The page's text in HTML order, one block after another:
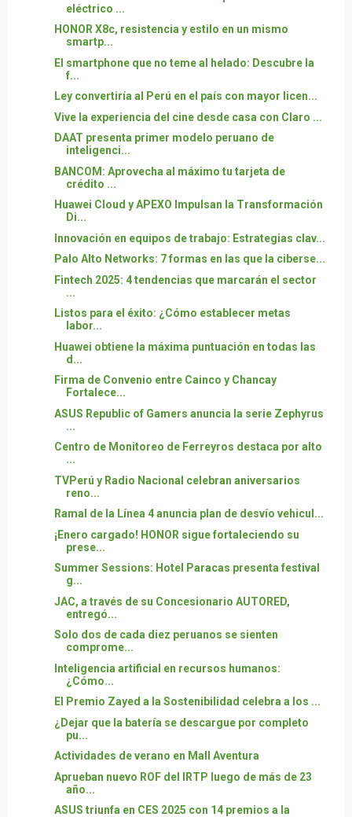
eléctrico ...
HONOR X8c, resistencia y estilo en un mismo
smartp...
El smartphone que no teme al helado: Descubre la
f...
Ley convertiría al Perú en el país con mayor licen...
Vive la experiencia del cine desde casa con Claro ...
DAAT presenta primer modelo peruano de
inteligenci...
BANCOM: Aprovecha al máximo tu tarjeta de
crédito ...
Huawei Cloud y APEXO Impulsan la Transformación
Di...
Innovación en equipos de trabajo: Estrategias clav...
Palo Alto Networks: 7 formas en las que la ciberse...
Fintech 2025: 4 tendencias que marcarán el sector
...
Listos para el éxito: ¿Cómo establecer metas
labor...
Huawei obtiene la máxima puntuación en todas las
d...
Firma de Convenio entre Cainco y Chancay
Fortalece...
ASUS Republic of Gamers anuncia la serie Zephyrus
...
Centro de Monitoreo de Ferreyros destaca por alto
...
TVPerú y Radio Nacional celebran aniversarios
reno...
Ramal de la Línea 4 anuncia plan de desvío vehicul...
¡Enero cargado! HONOR sigue fortaleciendo su
prese...
Summer Sessions: Hotel Paracas presenta festival
g...
JAC, a través de su Concesionario AUTORED,
entregó...
Solo dos de cada diez peruanos se sienten
comprome...
Inteligencia artificial en recursos humanos:
¿Cómo...
El Premio Zayed a la Sostenibilidad celebra a los ...
¿Dejar que la batería se descargue por completo
pu...
Actividades de verano en Mall Aventura
Aprueban nuevo ROF del IRTP luego de más de 23
año...
ASUS triunfa en CES 2025 con 14 premios a la